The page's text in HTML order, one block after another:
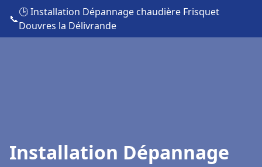
📞
🕒 Installation Dépannage chaudière Frisquet
Douvres la Délivrande
Installation Dépannage